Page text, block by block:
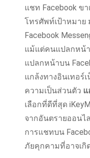
แชท Facebook ข
โทรศัพท์เป้าหมาย
Facebook
แม้แต่คนแปลกหน้
แปลกหน้าบน
แกล้งทางอินเทอร์
ความเป็นส่วนตัว แ
เลือกที่ดีที่สุด
จากอันตรายออนไ
การแชทบน
ภัยคุกคามที่อาจเกิ